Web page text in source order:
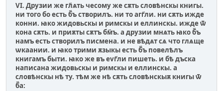
VI. Друзии же гл҃ѧть чесому же сѫть словѣнскы книгы.
ни того бо есть б҃ъ створилъ. ни то агг҃ли. ни сѫть ижде
конни. ꙗко жидовьскы и римскы и еллинскы. ижде ѿ
кона сѫть. и приѫты сѫтъ бм҃ъ. а друзии мнѧть ꙗко б҃ъ
намъ есть створилъ писмена. и не вѣдѧт сѧ что глѧще
ѡкаании. и ꙗко трими ѫзыкы есть б҃ъ повелѣлъ
книгамъ быти. ꙗко же въ еvг҃ли пишеть. и бѣ дъска
написана жидовьскы и римскы и еллинскы. а
словѣнскы нѣ ту. тѣм же нѣ сѫть словѣнскыѫ книгы ѿ
б҃а: